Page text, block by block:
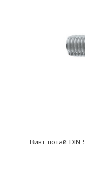
Винт потай DIN